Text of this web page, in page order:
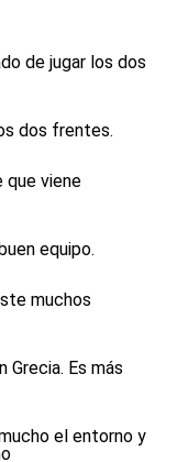
de jugar los dos
dos frentes.
que viene
equipo.
muchos
Es más
el entorno y